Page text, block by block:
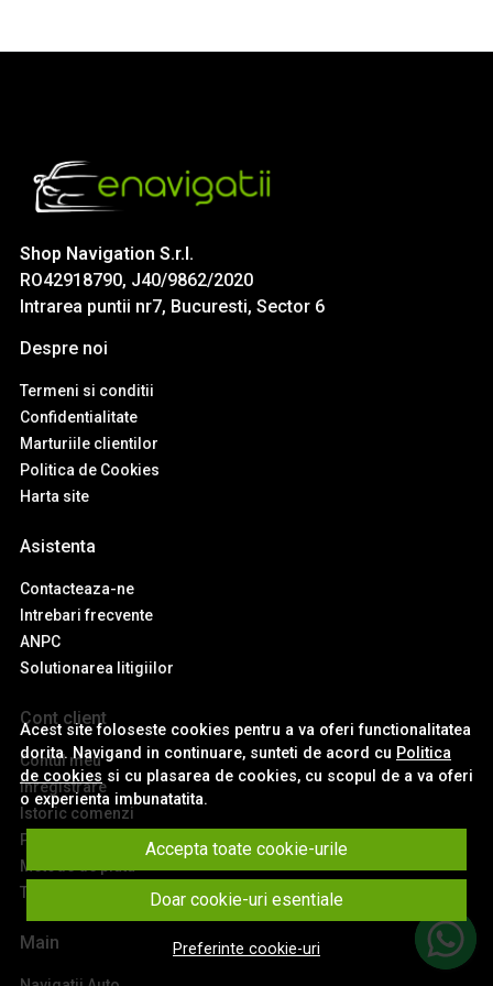
Acest site foloseste cookies pentru a va oferi functionalitatea
dorita. Navigand in continuare, sunteti de acord cu Politica
de cookies si cu plasarea de cookies, cu scopul de a va oferi
o experienta imbunatatita.
Accepta toate cookie-urile
Doar cookie-uri esentiale
Preferinte cookie-uri
Shop Navigation S.r.l.
RO42918790, J40/9862/2020
Intrarea puntii nr7, Bucuresti, Sector 6
Despre noi
Termeni si conditii
Confidentialitate
Marturiile clientilor
Politica de Cookies
Harta site
Asistenta
Contacteaza-ne
Intrebari frecvente
ANPC
Solutionarea litigiilor
Cont client
Contul meu
Inregistrare
Istoric comenzi
Produse favorite
Metode de plata
Transport si retururi
Main